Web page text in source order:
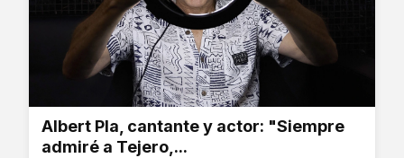
Albert Pla, cantante y actor: "Siempre
admiré a Tejero,...